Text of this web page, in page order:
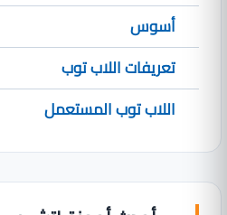
أسوس
تعريفات اللاب توب
اللاب توب المستعمل